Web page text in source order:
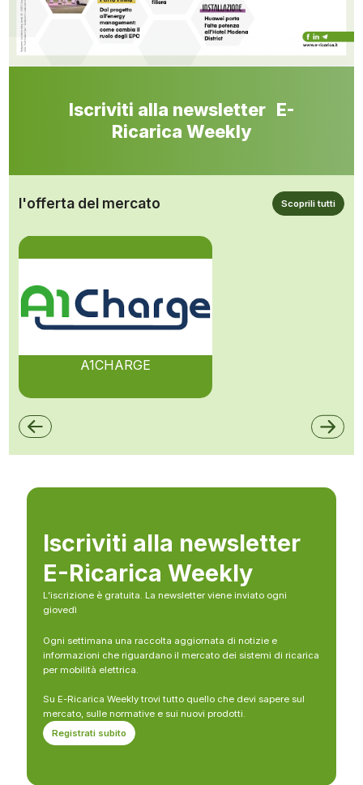
Iscriviti alla newsletter E-
Ricarica Weekly
l'offerta del mercato Scoprili tutti
A1CHARGE
Iscriviti alla newsletter
E-Ricarica Weekly
L’iscrizione è gratuita. La newsletter viene inviato ogni
giovedì
Ogni settimana una raccolta aggiornata di notizie e
informazioni che riguardano il mercato dei sistemi di ricarica
per mobilità elettrica.
Su E-Ricarica Weekly trovi tutto quello che devi sapere sul
mercato, sulle normative e sui nuovi prodotti.
Registrati subito